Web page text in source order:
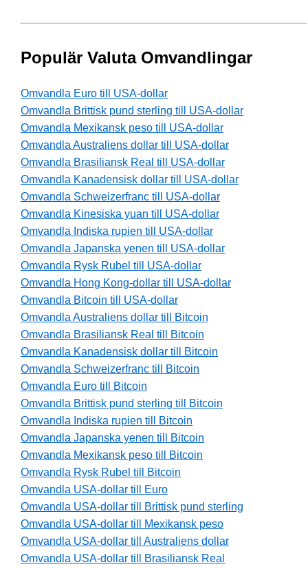
Populär Valuta Omvandlingar
Omvandla Euro till USA-dollar
Omvandla Brittisk pund sterling till USA-dollar
Omvandla Mexikansk peso till USA-dollar
Omvandla Australiens dollar till USA-dollar
Omvandla Brasiliansk Real till USA-dollar
Omvandla Kanadensisk dollar till USA-dollar
Omvandla Schweizerfranc till USA-dollar
Omvandla Kinesiska yuan till USA-dollar
Omvandla Indiska rupien till USA-dollar
Omvandla Japanska yenen till USA-dollar
Omvandla Rysk Rubel till USA-dollar
Omvandla Hong Kong-dollar till USA-dollar
Omvandla Bitcoin till USA-dollar
Omvandla Australiens dollar till Bitcoin
Omvandla Brasiliansk Real till Bitcoin
Omvandla Kanadensisk dollar till Bitcoin
Omvandla Schweizerfranc till Bitcoin
Omvandla Euro till Bitcoin
Omvandla Brittisk pund sterling till Bitcoin
Omvandla Indiska rupien till Bitcoin
Omvandla Japanska yenen till Bitcoin
Omvandla Mexikansk peso till Bitcoin
Omvandla Rysk Rubel till Bitcoin
Omvandla USA-dollar till Euro
Omvandla USA-dollar till Brittisk pund sterling
Omvandla USA-dollar till Mexikansk peso
Omvandla USA-dollar till Australiens dollar
Omvandla USA-dollar till Brasiliansk Real